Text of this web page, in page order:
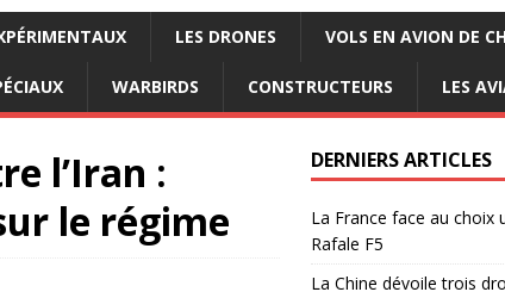
LES DRONES VOLS EN AVION DE
WARBIRDS CONSTRUCTEURS LES
l’Iran :
le régime
DERNIERS ARTICLES
La France face au choix
Rafale F5
La Chine dévoile trois